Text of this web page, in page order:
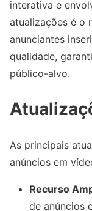
interativa e
atualizações é o
anunciantes
qualidade,
público-alvo.
As principais
anúncios em
Recurso
de anúncios